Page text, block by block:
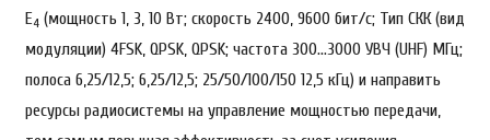
E4 (мощность 1, 3, 10 Вт; скорость 2400, 9600 бит/с; Тип СКК (вид
модуляции) 4FSK, QPSK, QPSK; частота 300…3000 УВЧ (UHF) МГц;
полоса 6,25/12,5; 6,25/12,5; 25/50/100/150 12,5 кГц) и направить
ресурсы радиосистемы на управление мощностью передачи,